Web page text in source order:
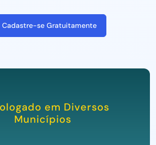
Cadastre-se Gratuitamente
em Diversos
Municípios